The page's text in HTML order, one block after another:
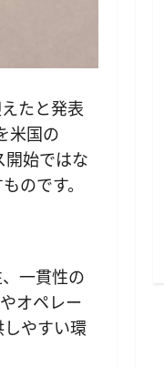
たと発表
米国の
始ではな
のです。
一貫性の
オペレー
やすい環